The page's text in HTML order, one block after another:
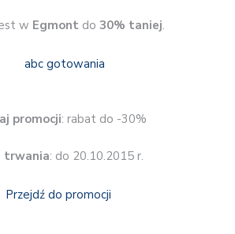
w Egmont do 30% taniej.
promocji: rabat do -30%
trwania: do 20.10.2015 r.
Przejdź do promocji